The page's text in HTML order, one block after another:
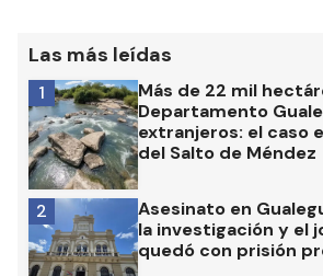
Las más leídas
Más de 22 mil
Departamento
extranjeros: el caso
del Salto de Méndez
1
Asesinato en
la investigación y el
quedó con prisión
2